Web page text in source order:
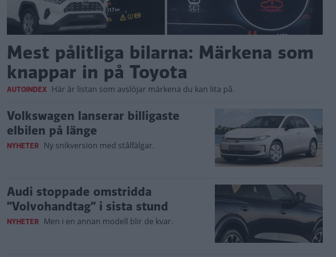
Mest pålitliga bilarna: Märkena som
knappar in på Toyota
AUTOINDEX Här är listan som avslöjar märkena du kan lita på.
Volkswagen lanserar billigaste
elbilen på länge
NYHETER Ny snikversion med stålfälgar.
Audi stoppade omstridda
”Volvohandtag” i sista stund
NYHETER Men i en annan modell blir de kvar.